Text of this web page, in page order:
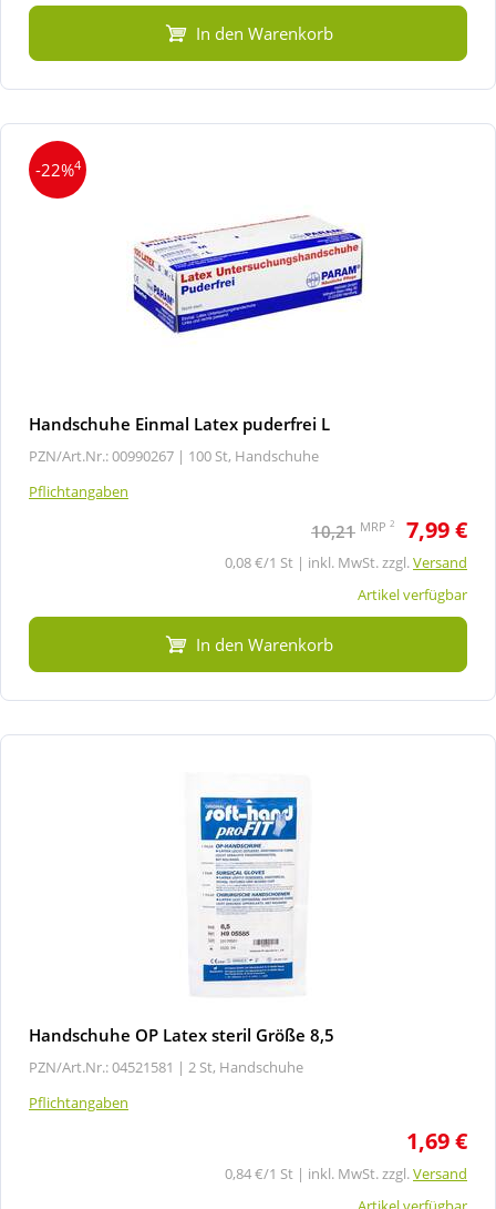
In den Warenkorb
-22%4
Handschuhe Einmal Latex puderfrei L
PZN/Art.Nr.: 00990267 | 100 St, Handschuhe
Pflichtangaben
10,21 MRP 2 7,99 €
0,08 €/1 St | inkl. MwSt. zzgl.Versand
Artikel verfügbar
In den Warenkorb
Handschuhe OP Latex steril Größe 8,5
PZN/Art.Nr.: 04521581 | 2 St, Handschuhe
Pflichtangaben
1,69 €
0,84 €/1 St | inkl. MwSt. zzgl.Versand